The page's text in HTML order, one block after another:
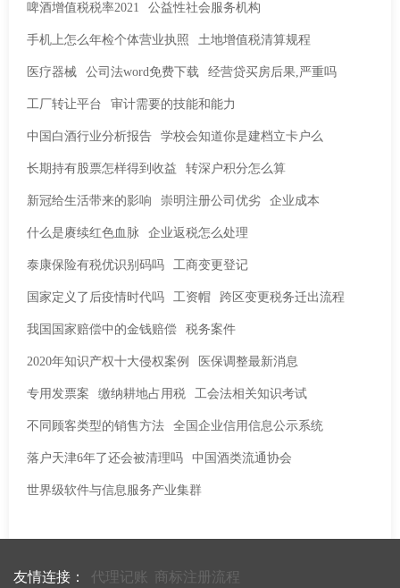
啤酒增值税税率2021 公益性社会服务机构
手机上怎么年检个体营业执照 土地增值税清算规程
医疗器械 公司法word免费下载 经营贷买房后果,严重吗
工厂转让平台 审计需要的技能和能力
中国白酒行业分析报告 学校会知道你是建档立卡户么
长期持有股票怎样得到收益 转深户积分怎么算
新冠给生活带来的影响 崇明注册公司优劣 企业成本
什么是赓续红色血脉 企业返税怎么处理
泰康保险有税优识别码吗 工商变更登记
国家定义了后疫情时代吗 工资帽 跨区变更税务迁出流程
我国国家赔偿中的金钱赔偿 税务案件
2020年知识产权十大侵权案例 医保调整最新消息
专用发票案 缴纳耕地占用税 工会法相关知识考试
不同顾客类型的销售方法 全国企业信用信息公示系统
落户天津6年了还会被清理吗 中国酒类流通协会
世界级软件与信息服务产业集群
友情连接： 代理记账 商标注册流程